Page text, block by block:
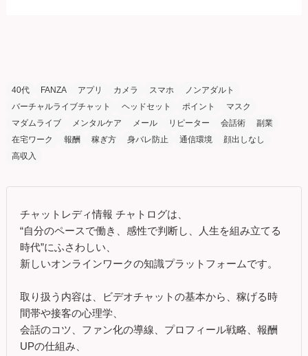
40代 FANZA アプリ カメラ スマホ
ノンアダルト
バーチャルライブチャット
ヘッドセット ポイント
マスク
マダムライブ
メンタルケア メール リピーター 会話術
副業
在宅ワーク
報酬 稼ぎ方 身バレ防止 通信環境
顔出しなし
高収入
チャットレディ情報 チャトログは、
“自分のペースで働き、感性で判断し、人生を組み立てる
時代”にふさわしい、
新しいオンラインワークの知識プラットフォームです。
取り扱う内容は、ビデオチャットの基本から、稼げる時
間帯や接客の心理学、
会話のコツ、ファン化の導線、プロフィール戦略、報酬
UPの仕組み、